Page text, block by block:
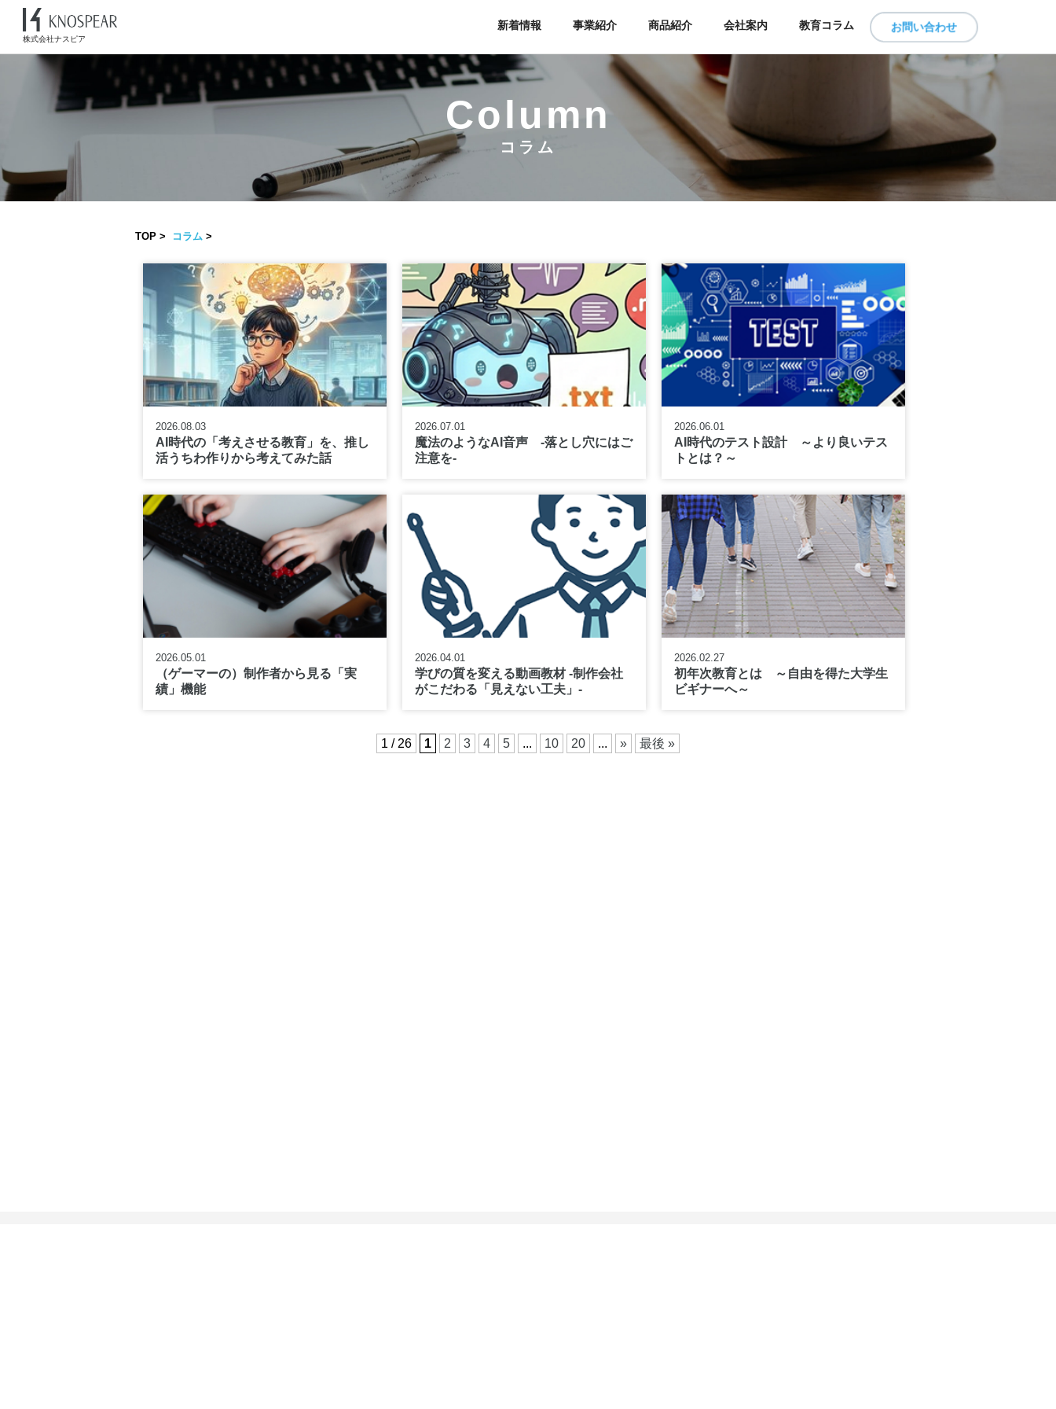
株式会社ナスピア
新着情報 事業紹介 商品紹介 会社案内 教育コラム お問い合わせ
Column
コラム
TOP コラム
2026.08.03
AI時代の「考えさせる教育」を、推し
活うちわ作りから考えてみた話
2026.07.01
魔法のようなAI音声 -落とし穴にはご
注意を-
2026.06.01
AI時代のテスト設計 ～より良いテス
トとは？～
2026.05.01
（ゲーマーの）制作者から見る「実
績」機能
2026.04.01
学びの質を変える動画教材 -制作会社
がこだわる「見えない工夫」-
2026.02.27
初年次教育とは ～自由を得た大学生
ビギナーへ～
1 / 26 1 2 3 4 5 ... 10 20 ... » 最後 »